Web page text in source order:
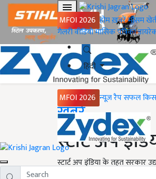
MFOI 2026 होमख़बरेंमौसम
गैलरीवीडियोमासिक पत्रिका
हिंदी
MFOI 2026 न्यूज़ रैपसफल
Home
ख़बरें
स्टार्ट अप
स्टार्ट अप इंडिया के तहत सरकार